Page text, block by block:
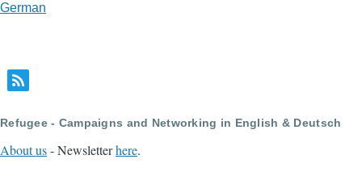
German
Refugee - Campaigns and Networking in English & Deutsch
About us- Newsletterhere.